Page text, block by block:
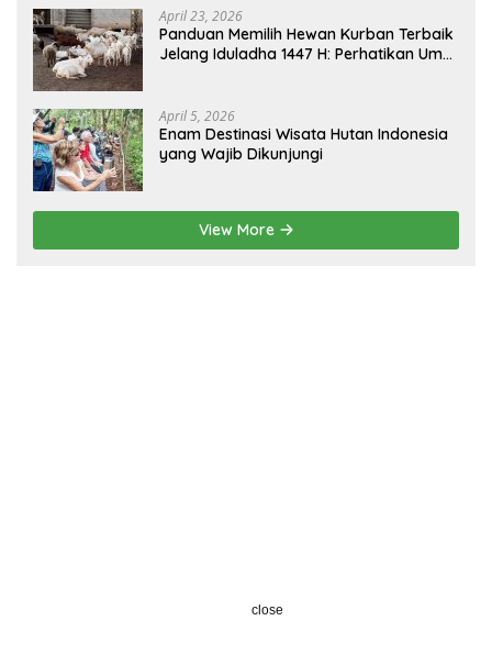
April 23, 2026
Panduan Memilih Hewan Kurban Terbaik
Jelang Iduladha 1447 H: Perhatikan Umur
April 5, 2026
Enam Destinasi Wisata Hutan Indonesia
yang Wajib Dikunjungi
View More
close